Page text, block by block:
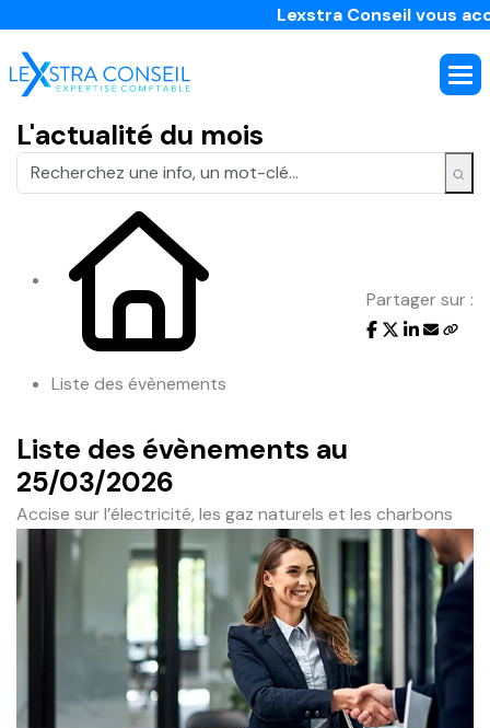
Lexstra Conseil vous
L'actualité du mois
Liste des évènements
Partager sur :
Liste des évènements au
25/03/2026
Accise sur l’électricité, les gaz naturels et les charbons